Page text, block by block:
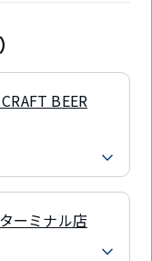
BEER
ーミナル店